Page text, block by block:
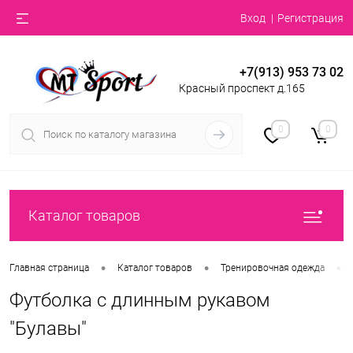
Вход Регистрация
+7(913) 953 73 02
Красный проспект д.165
0 0
Каталог товаров
Главная страница • Каталог товаров • Тренировочная одежда
Футболка с длинным рукавом
"Булавы"